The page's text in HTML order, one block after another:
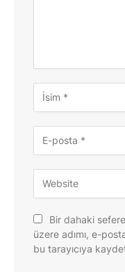
Bir dahaki
üzere adımı, e-
bu tarayıcıya